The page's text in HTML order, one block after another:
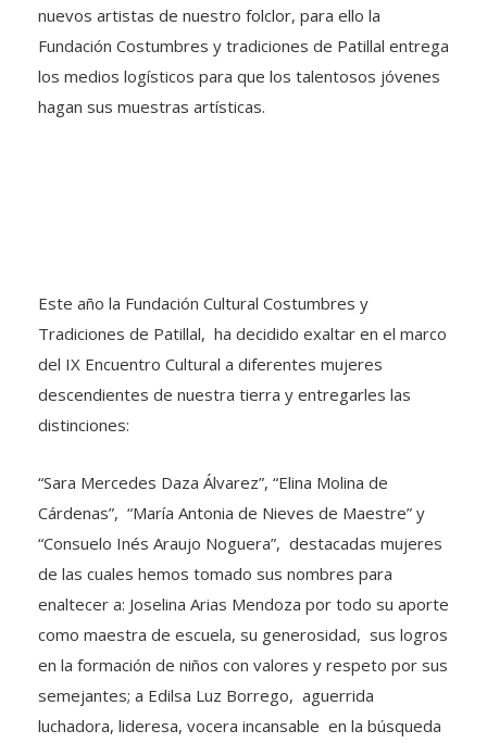
nuevos artistas de nuestro folclor, para ello la
Fundación Costumbres y tradiciones de Patillal entrega
los medios logísticos para que los talentosos jóvenes
hagan sus muestras artísticas.
Este año la Fundación Cultural Costumbres y
Tradiciones de Patillal, ha decidido exaltar en el marco
del IX Encuentro Cultural a diferentes mujeres
descendientes de nuestra tierra y entregarles las
distinciones:
“Sara Mercedes Daza Álvarez”, “Elina Molina de
Cárdenas”, “María Antonia de Nieves de Maestre” y
“Consuelo Inés Araujo Noguera”, destacadas mujeres
de las cuales hemos tomado sus nombres para
enaltecer a: Joselina Arias Mendoza por todo su aporte
como maestra de escuela, su generosidad, sus logros
en la formación de niños con valores y respeto por sus
semejantes; a Edilsa Luz Borrego, aguerrida
luchadora, lideresa, vocera incansable en la búsqueda